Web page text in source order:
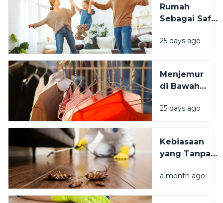
Terasa
Istimewa?
Rumah
Sebagai Safe
Mengapa
Lingkungan
Tinggal yang
Bersih
Kesejahteraan
Kita?
25 days ago
Menjemur
di Bawah
atau Di
Tempat
Mana yang
Lebih
25 days ago
Kebiasaan
yang Tanpa
Mengundang
Kecoak,
a month ago